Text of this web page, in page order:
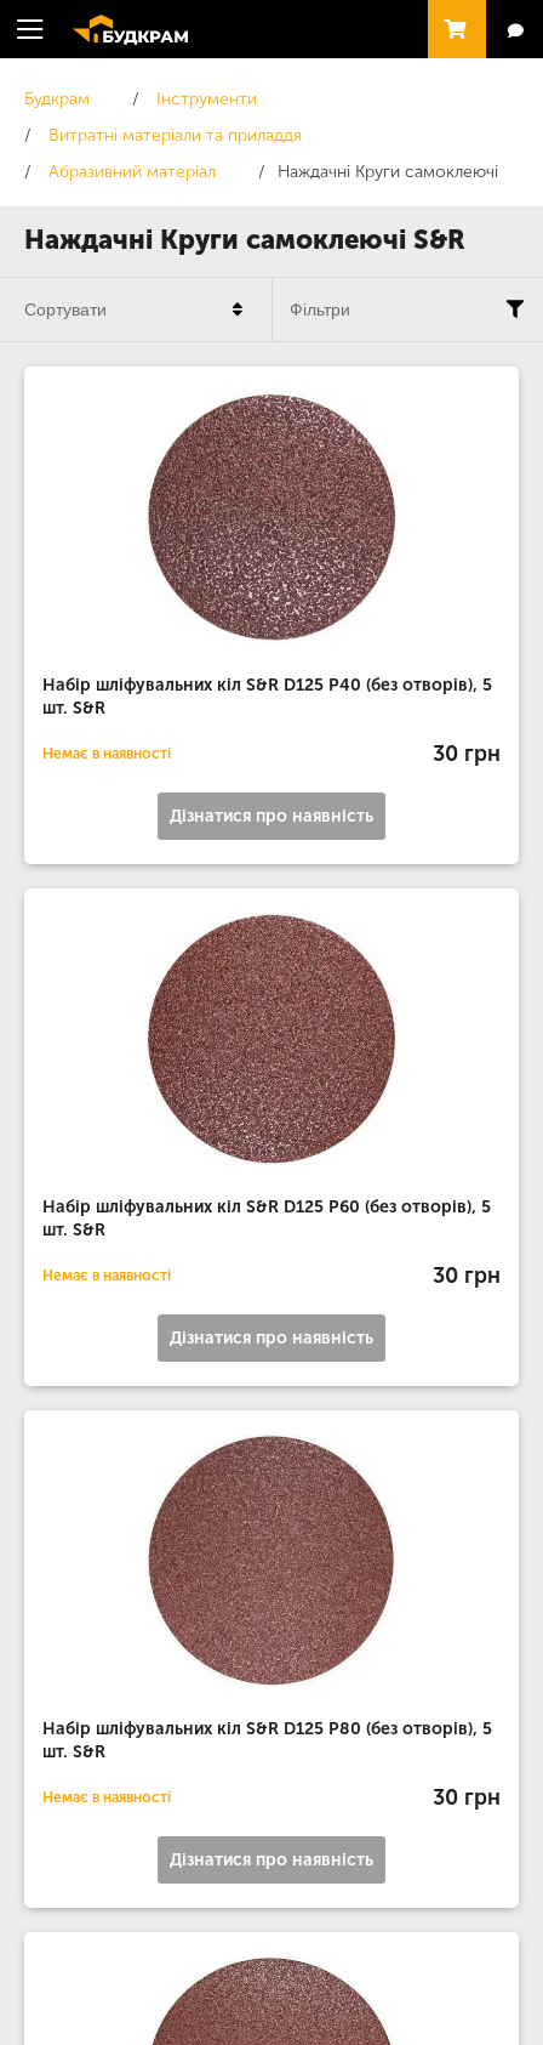
Наждачні Круги самоклеючі S&R
Будкрам
Інструменти
Витратні матеріали та приладдя
Абразивний матеріал
Наждачні Круги самоклеючі
Набір шліфувальних кіл S&R D125 P40 (без отворів), 5
шт. S&R
Немає в наявності 30 грн
Дізнатися про наявність
Набір шліфувальних кіл S&R D125 P60 (без отворів), 5
шт. S&R
Немає в наявності 30 грн
Дізнатися про наявність
Набір шліфувальних кіл S&R D125 P80 (без отворів), 5
шт. S&R
Немає в наявності 30 грн
Дізнатися про наявність
Сортувати Фільтри